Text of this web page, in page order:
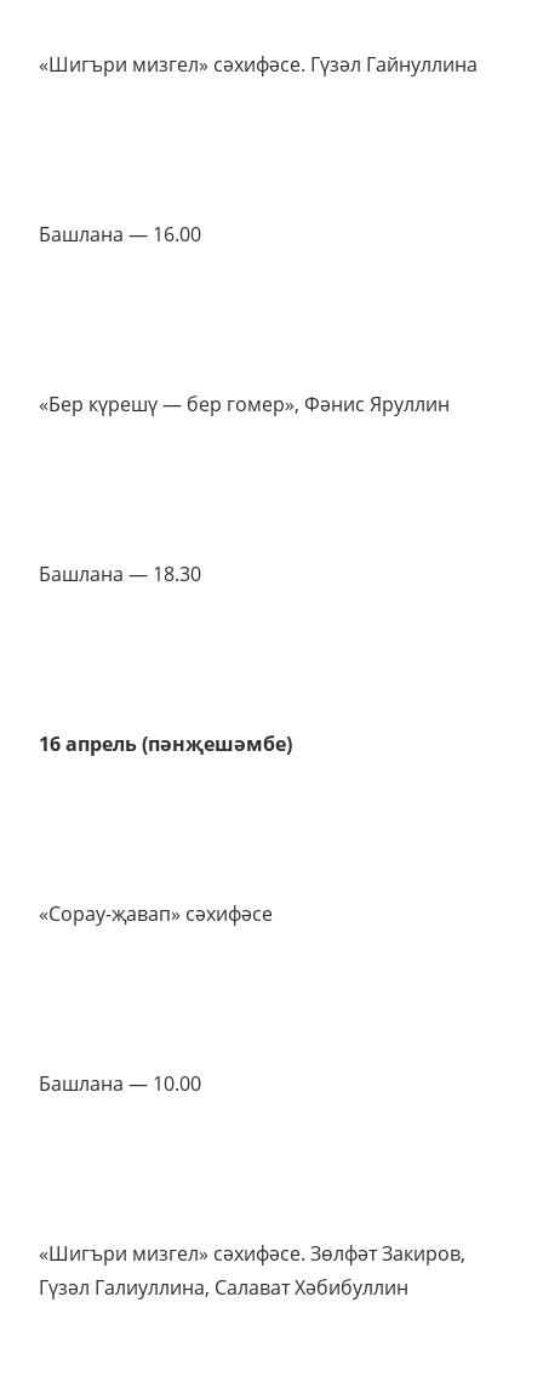
«Шигъри мизгел» сәхифәсе. Гүзәл Гайнуллина
Башлана — 16.00
«Бер күрешү — бер гомер», Фәнис Яруллин
Башлана — 18.30
16 апрель (пәнҗешәмбе)
«Сорау-җавап» сәхифәсе
Башлана — 10.00
«Шигъри мизгел» сәхифәсе. Зөлфәт Закиров,
Гүзәл Галиуллина, Салават Хәбибуллин